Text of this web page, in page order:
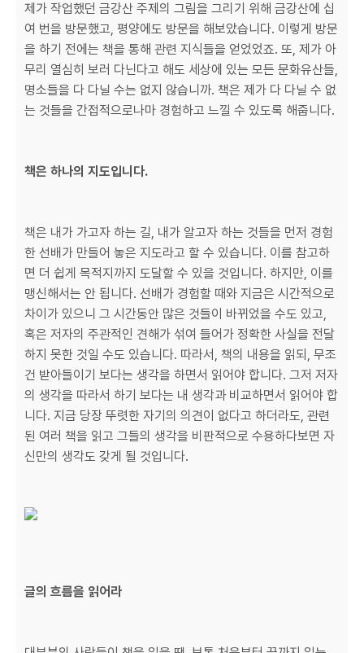
제가 작업했던 금강산 주제의 그림을 그리기 위해 금강산에 십
여 번을 방문했고, 평양에도 방문을 해보았습니다. 이렇게 방문
을 하기 전에는 책을 통해 관련 지식들을 얻었었죠. 또, 제가 아
무리 열심히 보러 다닌다고 해도 세상에 있는 모든 문화유산들,
명소들을 다 다닐 수는 없지 않습니까. 책은 제가 다 다닐 수 없
는 것들을 간접적으로나마 경험하고 느낄 수 있도록 해줍니다.
책은 하나의 지도입니다.
책은 내가 가고자 하는 길, 내가 알고자 하는 것들을 먼저 경험
한 선배가 만들어 놓은 지도라고 할 수 있습니다. 이를 참고하
면 더 쉽게 목적지까지 도달할 수 있을 것입니다. 하지만, 이를
맹신해서는 안 됩니다. 선배가 경험할 때와 지금은 시간적으로
차이가 있으니 그 시간동안 많은 것들이 바뀌었을 수도 있고,
혹은 저자의 주관적인 견해가 섞여 들어가 정확한 사실을 전달
하지 못한 것일 수도 있습니다. 따라서, 책의 내용을 읽되, 무조
건 받아들이기 보다는 생각을 하면서 읽어야 합니다. 그저 저자
의 생각을 따라서 하기 보다는 내 생각과 비교하면서 읽어야 합
니다. 지금 당장 뚜렷한 자기의 의견이 없다고 하더라도, 관련
된 여러 책을 읽고 그들의 생각을 비판적으로 수용하다보면 자
신만의 생각도 갖게 될 것입니다.
글의 흐름을 읽어라